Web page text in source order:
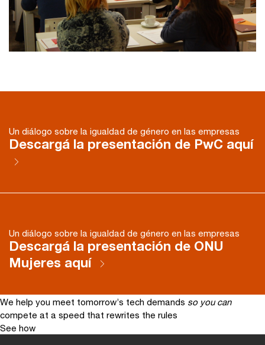
Un diálogo sobre la igualdad de género en las empresas
Descargá la presentación de PwC aquí
Un diálogo sobre la igualdad de género en las empresas
Descargá la presentación de ONU
Mujeres aquí
We help you meet tomorrow’s tech demands so you can
compete at a speed that rewrites the rules
See how